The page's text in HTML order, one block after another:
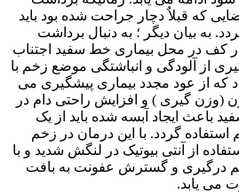
که قبلاٌ دچار جراحت شده بود باید
به بیان دیگر ؛ به دنبال برداشت
کف در محل بیماری خط سفید اجتناب
از آلودگی و انباشتگی موضع زخم با
که از عود مجدد بیماری پیشگیری می
(وزن گیری ) و افزایش راحتی دام در
باعث ایجاد آبسه شده باید از یک
گردد. با این درمان در زخم
از آنتی بیوتیک در لنگش شدید و با
درگیری و گسترش عفونت به بافت
می یابد.